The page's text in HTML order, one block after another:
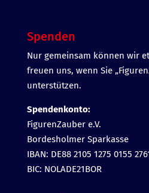
Spenden
Nur gemeinsam können wir
freuen uns, wenn Sie
unterstützen.
Spendenkonto:
FigurenZauber e.V.
Bordesholmer Sparkasse
IBAN: DE88 2105 1275 0155
BIC: NOLADE21BOR